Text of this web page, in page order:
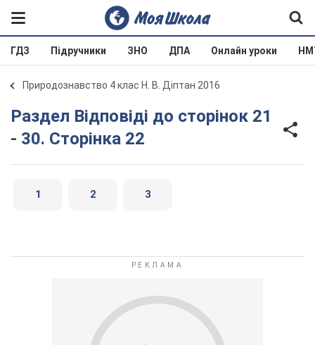
ГДЗ Підручники ЗНО ДПА Онлайн уроки
Природознавство 4 клас Н. В. Діптан 2016
Раздел Відповіді до сторінок 21
- 30. Сторінка 22
1 2 3